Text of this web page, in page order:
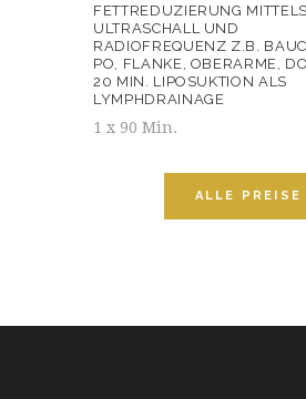
FETTREDUZIERUNG MITTELS
ULTRASCHALL UND
RADIOFREQUENZ Z.B.
PO, FLANKE, OBERARME,
20 MIN. LIPOSUKTION ALS
LYMPHDRAINAGE
1 x 90 Min.
ALLE PREISE